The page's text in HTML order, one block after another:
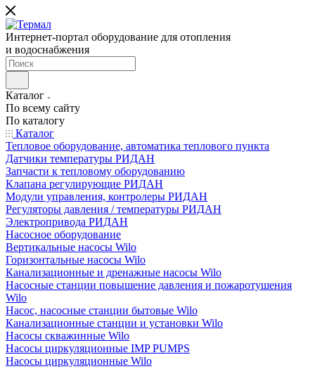
Интернет-портал оборудование для отопления
и водоснабжения
Каталог
По всему сайту
По каталогу
Каталог
Тепловое оборудование, автоматика теплового пункта
Датчики температуры РИДАН
Запчасти к тепловому оборудованию
Клапана регулирующие РИДАН
Модули управления, контролеры РИДАН
Регуляторы давления / температуры РИДАН
Электропривода РИДАН
Насосное оборудование
Вертикальные насосы Wilo
Горизонтальные насосы Wilo
Канализационные и дренажные насосы Wilo
Насосные станции повышение давления и пожаротушения
Wilo
Насос, насосные станции бытовые Wilo
Канализационные станции и установки Wilo
Насосы скважинные Wilo
Насосы циркуляционные IMP PUMPS
Насосы циркуляционные Wilo